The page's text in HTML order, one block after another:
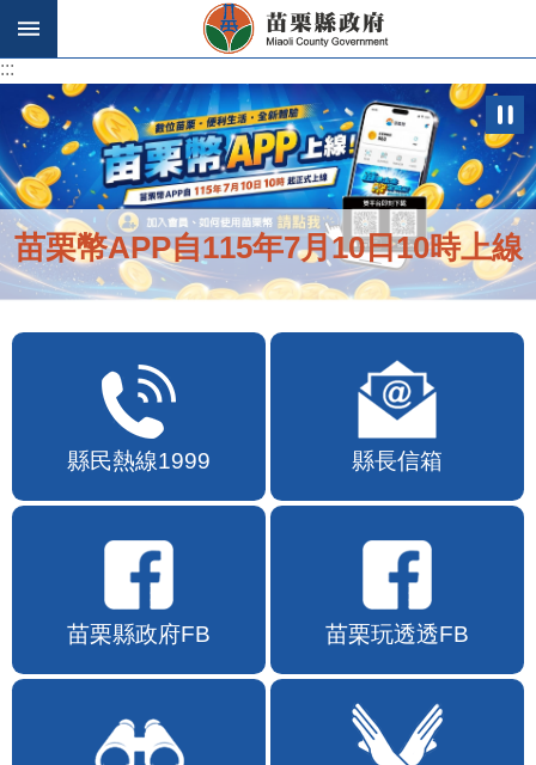
跳到主要內容區塊
:::
苗栗幣APP自115年7月10日10時上線
縣民熱線1999 縣長信箱
苗栗縣政府FB 苗栗玩透透FB